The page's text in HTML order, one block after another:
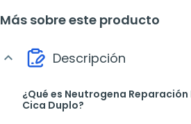
Más sobre este producto
expand_more Descripción
¿Qué es Neutrogena
Cica Duplo?